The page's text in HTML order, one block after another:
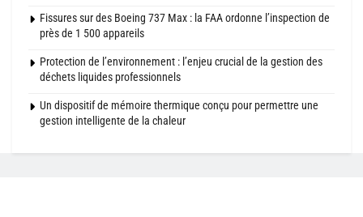
Fissures sur des Boeing 737 Max : la FAA ordonne l’inspection de
près de 1 500 appareils
Protection de l’environnement : l’enjeu crucial de la gestion des
déchets liquides professionnels
Un dispositif de mémoire thermique conçu pour permettre une
gestion intelligente de la chaleur